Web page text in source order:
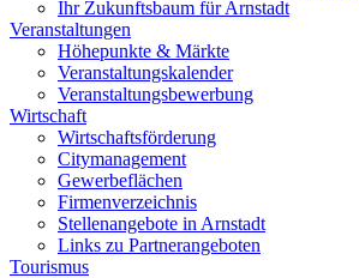
Ihr Zukunftsbaum für Arnstadt
Veranstaltungen
Höhepunkte & Märkte
Veranstaltungskalender
Veranstaltungsbewerbung
Wirtschaft
Wirtschaftsförderung
Citymanagement
Gewerbeflächen
Firmenverzeichnis
Stellenangebote in Arnstadt
Links zu Partnerangeboten
Tourismus